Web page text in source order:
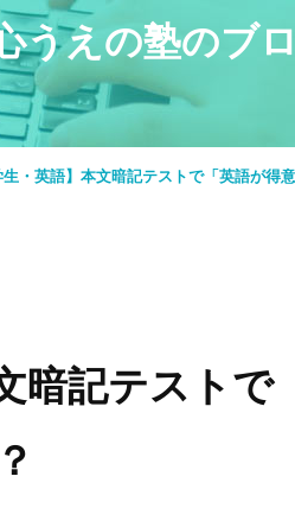
うえの塾のブ
生・英語】本文暗記テストで「英語が得
暗記テストで